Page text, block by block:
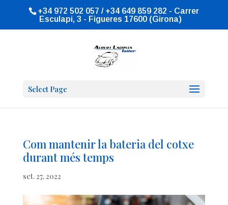
+34 972 502 057 / +34 649 859 282 - Carrer
Esculapi, 3 - Figueres 17600 (Girona)
Select Page
Com mantenir la bateria del cotxe
durant més temps
set. 27, 2022